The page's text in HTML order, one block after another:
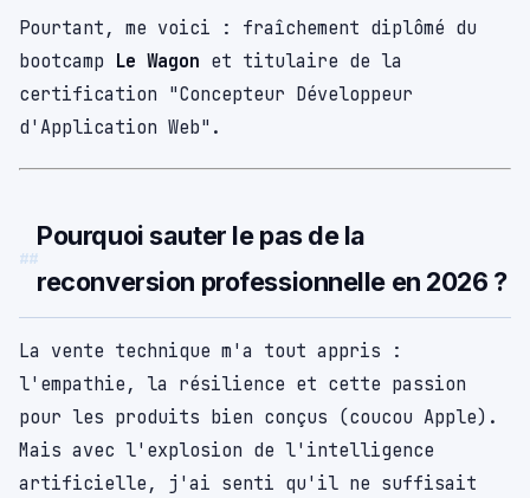
Pourtant, me voici : fraîchement diplômé du
bootcamp Le Wagon et titulaire de la
certification "Concepteur Développeur
d'Application Web".
Pourquoi sauter le pas de la
reconversion professionnelle en 2026 ?
La vente technique m'a tout appris :
l'empathie, la résilience et cette passion
pour les produits bien conçus (coucou Apple).
Mais avec l'explosion de l'intelligence
artificielle, j'ai senti qu'il ne suffisait